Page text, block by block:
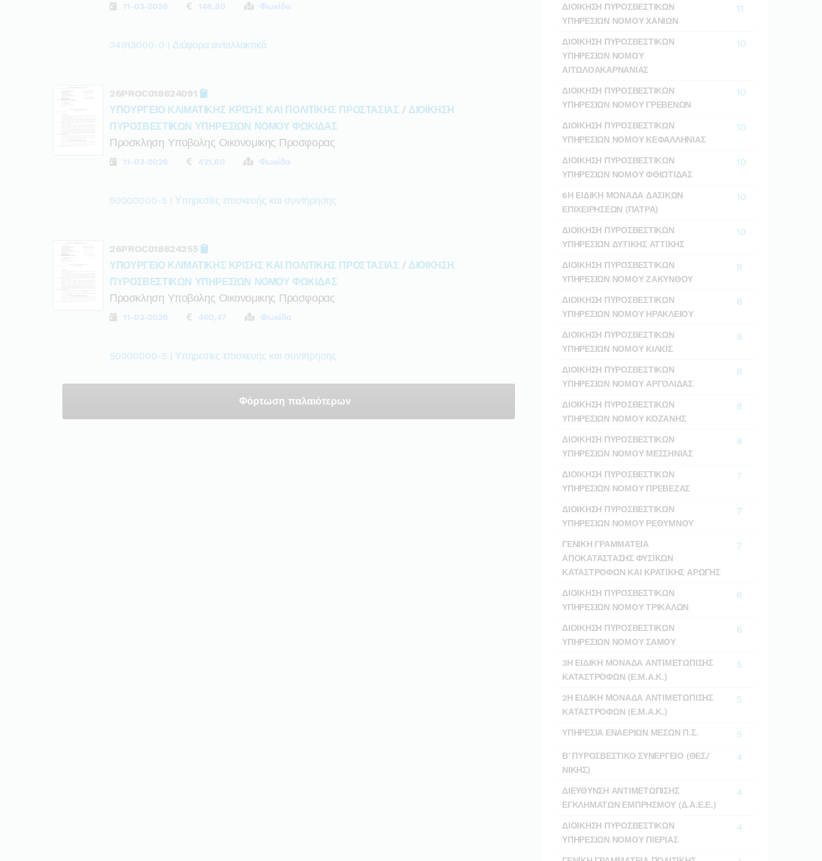
ΔΙΟΙΚΗΣΗ ΠΥΡΟΣΒΕΣΤΙΚΩΝ
ΥΠΗΡΕΣΙΩΝ ΝΟΜΟΥ ΧΑΝΙΩΝ
11
ΔΙΟΙΚΗΣΗ ΠΥΡΟΣΒΕΣΤΙΚΩΝ
ΥΠΗΡΕΣΙΩΝ ΝΟΜΟΥ
ΑΙΤΩΛΟΑΚΑΡΝΑΝΙΑΣ
10
ΔΙΟΙΚΗΣΗ ΠΥΡΟΣΒΕΣΤΙΚΩΝ
ΥΠΗΡΕΣΙΩΝ ΝΟΜΟΥ ΓΡΕΒΕΝΩΝ
10
ΔΙΟΙΚΗΣΗ ΠΥΡΟΣΒΕΣΤΙΚΩΝ
ΥΠΗΡΕΣΙΩΝ ΝΟΜΟΥ ΚΕΦΑΛΛΗΝΙΑΣ
10
ΔΙΟΙΚΗΣΗ ΠΥΡΟΣΒΕΣΤΙΚΩΝ
ΥΠΗΡΕΣΙΩΝ ΝΟΜΟΥ ΦΘΙΩΤΙΔΑΣ
10
6Η ΕΙΔΙΚΗ ΜΟΝΑΔΑ ΔΑΣΙΚΩΝ
ΕΠΙΧΕΙΡΗΣΕΩΝ (ΠΑΤΡΑ)
10
ΔΙΟΙΚΗΣΗ ΠΥΡΟΣΒΕΣΤΙΚΩΝ
ΥΠΗΡΕΣΙΩΝ ΔΥΤΙΚΗΣ ΑΤΤΙΚΗΣ
10
ΔΙΟΙΚΗΣΗ ΠΥΡΟΣΒΕΣΤΙΚΩΝ
ΥΠΗΡΕΣΙΩΝ ΝΟΜΟΥ ΖΑΚΥΝΘΟΥ
9
ΔΙΟΙΚΗΣΗ ΠΥΡΟΣΒΕΣΤΙΚΩΝ
ΥΠΗΡΕΣΙΩΝ ΝΟΜΟΥ ΗΡΑΚΛΕΙΟΥ
8
ΔΙΟΙΚΗΣΗ ΠΥΡΟΣΒΕΣΤΙΚΩΝ
ΥΠΗΡΕΣΙΩΝ ΝΟΜΟΥ ΚΙΛΚΙΣ
8
ΔΙΟΙΚΗΣΗ ΠΥΡΟΣΒΕΣΤΙΚΩΝ
ΥΠΗΡΕΣΙΩΝ ΝΟΜΟΥ ΑΡΓΟΛΙΔΑΣ
8
ΔΙΟΙΚΗΣΗ ΠΥΡΟΣΒΕΣΤΙΚΩΝ
ΥΠΗΡΕΣΙΩΝ ΝΟΜΟΥ ΚΟΖΑΝΗΣ
8
ΔΙΟΙΚΗΣΗ ΠΥΡΟΣΒΕΣΤΙΚΩΝ
ΥΠΗΡΕΣΙΩΝ ΝΟΜΟΥ ΜΕΣΣΗΝΙΑΣ
8
ΔΙΟΙΚΗΣΗ ΠΥΡΟΣΒΕΣΤΙΚΩΝ
ΥΠΗΡΕΣΙΩΝ ΝΟΜΟΥ ΠΡΕΒΕΖΑΣ
7
ΔΙΟΙΚΗΣΗ ΠΥΡΟΣΒΕΣΤΙΚΩΝ
ΥΠΗΡΕΣΙΩΝ ΝΟΜΟΥ ΡΕΘΥΜΝΟΥ
7
ΓΕΝΙΚΗ ΓΡΑΜΜΑΤΕΙΑ
ΑΠΟΚΑΤΑΣΤΑΣΗΣ ΦΥΣΙΚΩΝ
ΚΑΤΑΣΤΡΟΦΩΝ ΚΑΙ ΚΡΑΤΙΚΗΣ ΑΡΩΓΗΣ
7
ΔΙΟΙΚΗΣΗ ΠΥΡΟΣΒΕΣΤΙΚΩΝ
ΥΠΗΡΕΣΙΩΝ ΝΟΜΟΥ ΤΡΙΚΑΛΩΝ
6
ΔΙΟΙΚΗΣΗ ΠΥΡΟΣΒΕΣΤΙΚΩΝ
ΥΠΗΡΕΣΙΩΝ ΝΟΜΟΥ ΣΑΜΟΥ
6
3Η ΕΙΔΙΚΗ ΜΟΝΑΔΑ ΑΝΤΙΜΕΤΩΠΙΣΗΣ
ΚΑΤΑΣΤΡΟΦΩΝ (Ε.Μ.Α.Κ.)
5
2Η ΕΙΔΙΚΗ ΜΟΝΑΔΑ ΑΝΤΙΜΕΤΩΠΙΣΗΣ
ΚΑΤΑΣΤΡΟΦΩΝ (Ε.Μ.Α.Κ.)
5
ΥΠΗΡΕΣΙΑ ΕΝΑΕΡΙΩΝ ΜΕΣΩΝ Π.Σ. 5
Β' ΠΥΡΟΣΒΕΣΤΙΚΟ ΣΥΝΕΡΓΕΙΟ (ΘΕΣ/
ΝΙΚΗΣ)
4
ΔΙΕΥΘΥΝΣΗ ΑΝΤΙΜΕΤΩΠΙΣΗΣ
ΕΓΚΛΗΜΑΤΩΝ ΕΜΠΡΗΣΜΟΥ (Δ.Α.Ε.Ε.)
4
ΔΙΟΙΚΗΣΗ ΠΥΡΟΣΒΕΣΤΙΚΩΝ
ΥΠΗΡΕΣΙΩΝ ΝΟΜΟΥ ΠΙΕΡΙΑΣ
4
11-03-2026 148,80 Φωκίδα
34913000-0 | Διάφορα ανταλλακτικά
26PROC018624091
ΥΠΟΥΡΓΕΙΟ ΚΛΙΜΑΤΙΚΗΣ ΚΡΙΣΗΣ ΚΑΙ ΠΟΛΙΤΙΚΗΣ ΠΡΟΣΤΑΣΙΑΣ / ΔΙΟΙΚΗΣΗ
ΠΥΡΟΣΒΕΣΤΙΚΩΝ ΥΠΗΡΕΣΙΩΝ ΝΟΜΟΥ ΦΩΚΙΔΑΣ
Προσκληση Υποβολης Οικονομικης Προσφορας
11-03-2026 421,60 Φωκίδα
50000000-5 | Υπηρεσίες επισκευής και συντήρησης
26PROC018624255
ΥΠΟΥΡΓΕΙΟ ΚΛΙΜΑΤΙΚΗΣ ΚΡΙΣΗΣ ΚΑΙ ΠΟΛΙΤΙΚΗΣ ΠΡΟΣΤΑΣΙΑΣ / ΔΙΟΙΚΗΣΗ
ΠΥΡΟΣΒΕΣΤΙΚΩΝ ΥΠΗΡΕΣΙΩΝ ΝΟΜΟΥ ΦΩΚΙΔΑΣ
Προσκληση Υποβολης Οικονομικης Προσφορας
11-03-2026 460,47 Φωκίδα
50000000-5 | Υπηρεσίες επισκευής και συντήρησης
Φόρτωση παλαιότερων